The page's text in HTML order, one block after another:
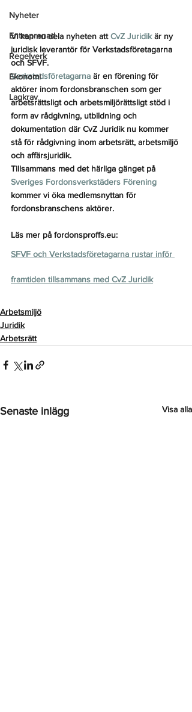
Nyheter
Entreprenad
Regelverk
Ekonomi
Lagkrav
Vi kan nu dela nyheten att CvZ Juridik är ny
juridisk leverantör för Verkstadsföretagarna
och SFVF.
Verkstadsföretagarna är en förening för
aktörer inom fordonsbranschen som ger
arbetsrättsligt och arbetsmiljörättsligt stöd i
form av rådgivning, utbildning och
dokumentation där CvZ Juridik nu kommer
stå för rådgivning inom arbetsrätt, arbetsmiljö
och affärsjuridik.
Tillsammans med det härliga gänget på
Sveriges Fordonsverkstäders Förening
kommer vi öka medlemsnyttan för
fordonsbranschens aktörer.
Läs mer på fordonsproffs.eu:
SFVF och Verkstadsföretagarna rustar inför
framtiden tillsammans med CvZ Juridik
Arbetsmiljö
Juridik
Arbetsrätt
Senaste inlägg Visa alla